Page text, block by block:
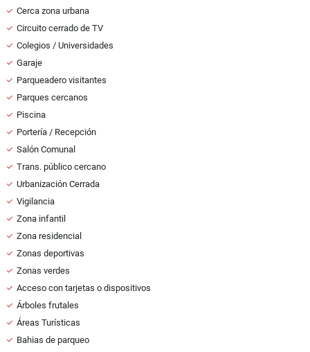
Cerca zona urbana
Circuito cerrado de TV
Colegios / Universidades
Garaje
Parqueadero visitantes
Parques cercanos
Piscina
Portería / Recepción
Salón Comunal
Trans. público cercano
Urbanización Cerrada
Vigilancia
Zona infantil
Zona residencial
Zonas deportivas
Zonas verdes
Acceso con tarjetas o dispositivos
Árboles frutales
Áreas Turísticas
Bahias de parqueo